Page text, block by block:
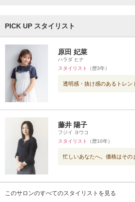
PICK UP スタイリスト
原田 妃菜
ハラダ ヒナ
スタイリスト
（歴3年）
透明感・抜け感のあるトレン
藤井 陽子
フジイ ヨウコ
スタイリスト
（歴10年）
忙しいあなたへ。価格はその
このサロンのすべてのスタイリストを見る